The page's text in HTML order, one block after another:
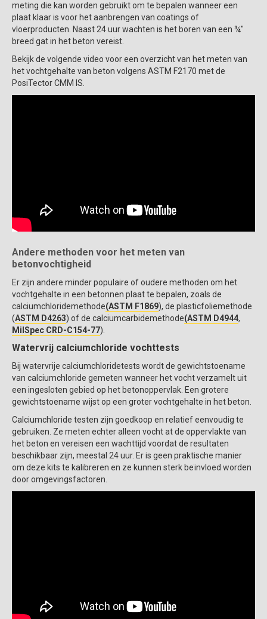
meting die kan worden gebruikt om te bepalen wanneer een
plaat klaar is voor het aanbrengen van coatings of
vloerproducten. Naast 24 uur wachten is het boren van een ¾"
breed gat in het beton vereist.
Bekijk de volgende video voor een overzicht van het meten van
het vochtgehalte van beton volgens ASTM F2170 met de
PosiTector CMM IS.
Andere methoden voor het meten van
betonvochtigheid
Er zijn andere minder populaire of oudere methoden om het
vochtgehalte in een betonnen plaat te bepalen, zoals de
calciumchloridemethode(ASTM F1869), de plasticfoliemethode
(ASTM D4263) of de calciumcarbidemethode(ASTM D4944,
MilSpec CRD-C154-77).
Watervrij calciumchloride vochttests
Bij watervrije calciumchloridetests wordt de gewichtstoename
van calciumchloride gemeten wanneer het vocht verzamelt uit
een ingesloten gebied op het betonoppervlak. Een grotere
gewichtstoename wijst op een groter vochtgehalte in het beton.
Calciumchloride testen zijn goedkoop en relatief eenvoudig te
gebruiken. Ze meten echter alleen vocht at de oppervlakte van
het beton en vereisen een wachttijd voordat de resultaten
beschikbaar zijn, meestal 24 uur. Er is geen praktische manier
om deze kits te kalibreren en ze kunnen sterk beïnvloed worden
door omgevingsfactoren.